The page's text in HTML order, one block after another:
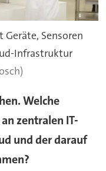
Sensoren
Infrastruktur
Welche
zentralen IT-
und der darauf